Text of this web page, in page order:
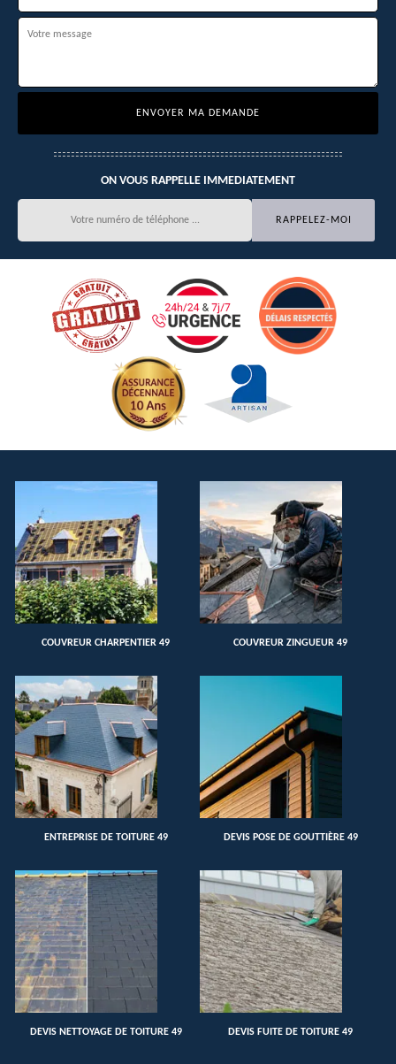
ON VOUS RAPPELLE IMMEDIATEMENT
COUVREUR CHARPENTIER 49 COUVREUR ZINGUEUR 49
ENTREPRISE DE TOITURE 49 DEVIS POSE DE GOUTTIÈRE 49
DEVIS NETTOYAGE DE TOITURE 49 DEVIS FUITE DE TOITURE 49